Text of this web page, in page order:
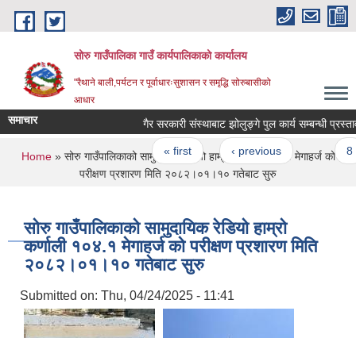
Skip to main content
सोरु गाउँपालिका गाउँ कार्यपालिकाको कार्यालय
"रैथाने बाली,पर्यटन र पूर्वाधारःसुशासन र समृद्धि सोरुबासीको
आधार
समाचार गैर सरकारी संस्थाबाट झोलुङ्गे पुल कार्य
Pages
« first ‹ previous …
You are here
Home» सोरु गाउँपालिकाको सामुदायिक रेडियो हाम्रो कर्णाली १०४.१ मेगाहर्ज को
परीक्षण प्रशारण मिति २०८२।०१।१० गतेबाट सुरु
सोरु गाउँपालिकाको सामुदायिक रेडियो हाम्रो
कर्णाली १०४.१ मेगाहर्ज को परीक्षण प्रशारण मिति
२०८२।०१।१० गतेबाट सुरु
Submitted on: Thu, 04/24/2025 - 11:41